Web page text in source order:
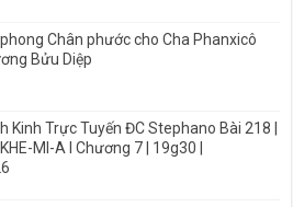
phong Chân phước cho Cha Phanxicô
Bửu Diệp
Kinh Trực Tuyến ĐC Stephano Bài 218 |
MI-A I Chương 7 | 19g30 |